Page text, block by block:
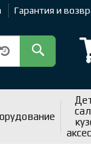
Гарантия и